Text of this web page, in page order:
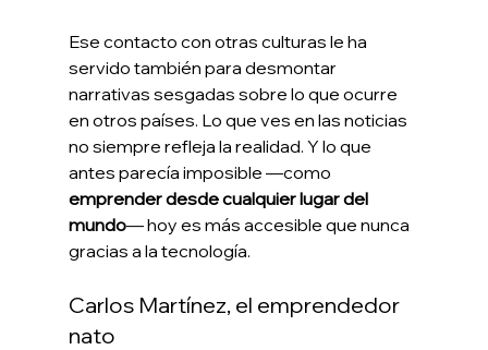
Ese contacto con otras culturas le ha
servido también para desmontar
narrativas sesgadas sobre lo que ocurre
en otros países. Lo que ves en las noticias
no siempre refleja la realidad. Y lo que
antes parecía imposible —como
emprender desde cualquier lugar del
mundo— hoy es más accesible que nunca
gracias a la tecnología.
Carlos Martínez, el emprendedor
nato